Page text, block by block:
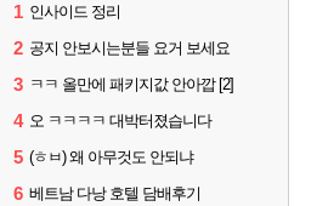
1 인사이드 정리
2 공지 안보시는분들 요거 보세요
3 ㅋㅋ 올만에 패키지값 안아깝 [2]
4 오 ㅋㅋㅋㅋ 대박터졌습니다
5 (ㅎㅂ) 왜 아무것도 안되냐
6 베트남 다낭 호텔 담배후기